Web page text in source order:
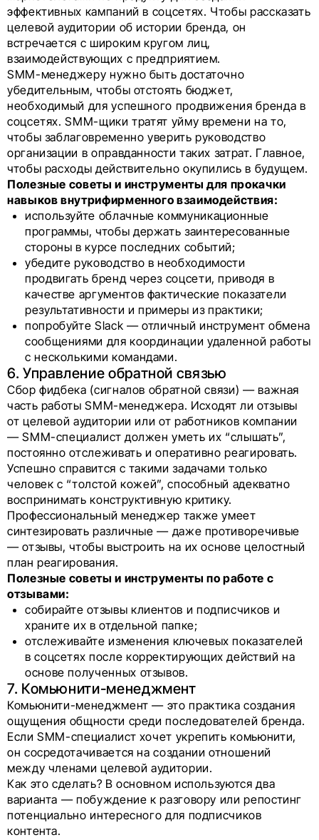
эффективных кампаний в соцсетях. Чтобы рассказать
целевой аудитории об истории бренда, он
встречается с широким кругом лиц,
взаимодействующих с предприятием.
SMM-менеджеру нужно быть достаточно
убедительным, чтобы отстоять бюджет,
необходимый для успешного продвижения бренда в
соцсетях. SMM-щики тратят уйму времени на то,
чтобы заблаговременно уверить руководство
организации в оправданности таких затрат. Главное,
чтобы расходы действительно окупились в будущем.
Полезные советы и инструменты для прокачки
навыков внутрифирменного взаимодействия:
используйте облачные коммуникационные
программы, чтобы держать заинтересованные
стороны в курсе последних событий;
убедите руководство в необходимости
продвигать бренд через соцсети, приводя в
качестве аргументов фактические показатели
результативности и примеры из практики;
попробуйте Slack — отличный инструмент обмена
сообщениями для координации удаленной работы
с несколькими командами.
6. Управление обратной связью
Сбор фидбека (сигналов обратной связи) — важная
часть работы SMM-менеджера. Исходят ли отзывы
от целевой аудитории или от работников компании
— SMM-специалист должен уметь их “слышать”,
постоянно отслеживать и оперативно реагировать.
Успешно справится с такими задачами только
человек с “толстой кожей”, способный адекватно
воспринимать конструктивную критику.
Профессиональный менеджер также умеет
синтезировать различные — даже противоречивые
— отзывы, чтобы выстроить на их основе целостный
план реагирования.
Полезные советы и инструменты по работе с
отзывами:
собирайте отзывы клиентов и подписчиков и
храните их в отдельной папке;
отслеживайте изменения ключевых показателей
в соцсетях после корректирующих действий на
основе полученных отзывов.
7. Комьюнити-менеджмент
Комьюнити-менеджмент — это практика создания
ощущения общности среди последователей бренда.
Если SMM-специалист хочет укрепить комьюнити,
он сосредотачивается на создании отношений
между членами целевой аудитории.
Как это сделать? В основном используются два
варианта — побуждение к разговору или репостинг
потенциально интересного для подписчиков
контента.